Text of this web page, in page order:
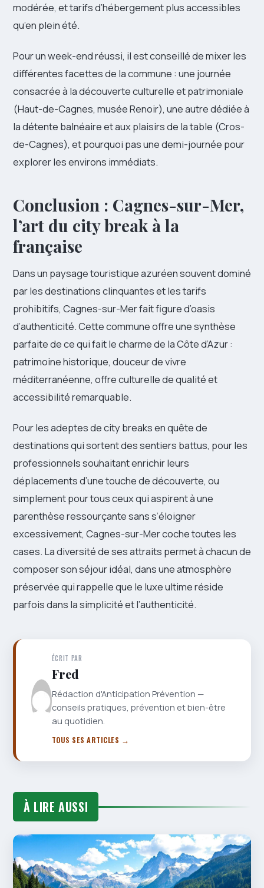
modérée, et tarifs d’hébergement plus accessibles
qu’en plein été.
Pour un week-end réussi, il est conseillé de mixer les
différentes facettes de la commune : une journée
consacrée à la découverte culturelle et patrimoniale
(Haut-de-Cagnes, musée Renoir), une autre dédiée à
la détente balnéaire et aux plaisirs de la table (Cros-
de-Cagnes), et pourquoi pas une demi-journée pour
explorer les environs immédiats.
Conclusion : Cagnes-sur-Mer,
l’art du city break à la
française
Dans un paysage touristique azuréen souvent dominé
par les destinations clinquantes et les tarifs
prohibitifs, Cagnes-sur-Mer fait figure d’oasis
d’authenticité. Cette commune offre une synthèse
parfaite de ce qui fait le charme de la Côte d’Azur :
patrimoine historique, douceur de vivre
méditerranéenne, offre culturelle de qualité et
accessibilité remarquable.
Pour les adeptes de city breaks en quête de
destinations qui sortent des sentiers battus, pour les
professionnels souhaitant enrichir leurs
déplacements d’une touche de découverte, ou
simplement pour tous ceux qui aspirent à une
parenthèse ressourçante sans s’éloigner
excessivement, Cagnes-sur-Mer coche toutes les
cases. La diversité de ses attraits permet à chacun de
composer son séjour idéal, dans une atmosphère
préservée qui rappelle que le luxe ultime réside
parfois dans la simplicité et l’authenticité.
ÉCRIT PAR
Fred
Rédaction d'Anticipation Prévention —
conseils pratiques, prévention et bien-être
au quotidien.
TOUS SES ARTICLES →
À LIRE AUSSI